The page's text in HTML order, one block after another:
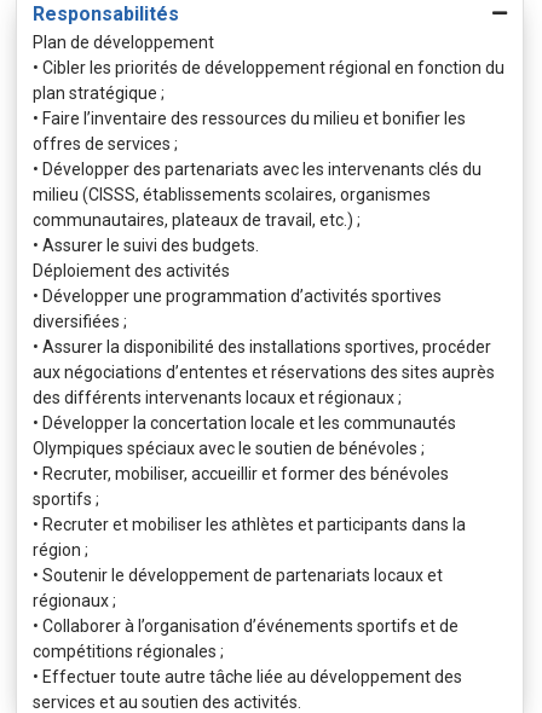
Responsabilités
Plan de développement
• Cibler les priorités de développement régional en fonction du
plan stratégique ;
• Faire l’inventaire des ressources du milieu et bonifier les
offres de services ;
• Développer des partenariats avec les intervenants clés du
milieu (CISSS, établissements scolaires, organismes
communautaires, plateaux de travail, etc.) ;
• Assurer le suivi des budgets.
Déploiement des activités
• Développer une programmation d’activités sportives
diversifiées ;
• Assurer la disponibilité des installations sportives, procéder
aux négociations d’ententes et réservations des sites auprès
des différents intervenants locaux et régionaux ;
• Développer la concertation locale et les communautés
Olympiques spéciaux avec le soutien de bénévoles ;
• Recruter, mobiliser, accueillir et former des bénévoles
sportifs ;
• Recruter et mobiliser les athlètes et participants dans la
région ;
• Soutenir le développement de partenariats locaux et
régionaux ;
• Collaborer à l’organisation d’événements sportifs et de
compétitions régionales ;
• Effectuer toute autre tâche liée au développement des
services et au soutien des activités.